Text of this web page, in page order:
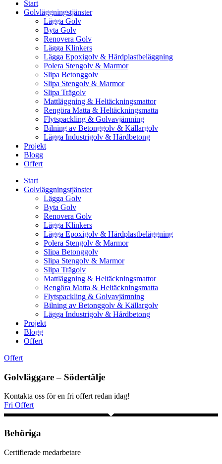
Start
Golvläggningstjänster
Lägga Golv
Byta Golv
Renovera Golv
Lägga Klinkers
Lägga Epoxigolv & Härdplastbeläggning
Polera Stengolv & Marmor
Slipa Betonggolv
Slipa Stengolv & Marmor
Slipa Trägolv
Mattläggning & Heltäckningsmattor
Rengöra Matta & Heltäckningsmatta
Flytspackling & Golvavjämning
Bilning av Betonggolv & Källargolv
Lägga Industrigolv & Hårdbetong
Projekt
Blogg
Offert
Start
Golvläggningstjänster
Lägga Golv
Byta Golv
Renovera Golv
Lägga Klinkers
Lägga Epoxigolv & Härdplastbeläggning
Polera Stengolv & Marmor
Slipa Betonggolv
Slipa Stengolv & Marmor
Slipa Trägolv
Mattläggning & Heltäckningsmattor
Rengöra Matta & Heltäckningsmatta
Flytspackling & Golvavjämning
Bilning av Betonggolv & Källargolv
Lägga Industrigolv & Hårdbetong
Projekt
Blogg
Offert
Offert
Golvläggare – Södertälje
Kontakta oss för en fri offert redan idag!
Fri Offert
Behöriga
Certifierade medarbetare